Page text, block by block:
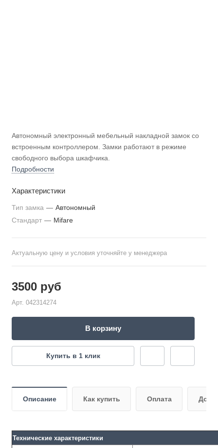
Автономный электронный мебельный накладной замок со
встроенным контроллером. Замки работают в режиме
свободного выбора шкафчика.
Подробности
Характеристики
Тип замка — Автономный
Стандарт — Mifare
Актуальную цену и условия уточняйте у менеджера
3500 руб
Арт. 042314274
В корзину
Купить в 1 клик
Описание Как купить Оплата
Технические характеристики